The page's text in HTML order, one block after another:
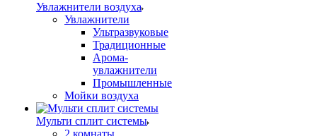
Увлажнители воздуха
Увлажнители
Ультразвуковые
Традиционные
Арома-
увлажнители
Промышленные
Мойки воздуха
Мульти сплит системы
2 комнаты